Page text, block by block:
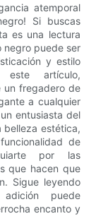
atemporal
Si buscas
es una lectura
puede ser
y estilo
artículo,
un fregadero de
a cualquier
entusiasta del
belleza estética,
de
por las
que hacen que
Sigue leyendo
puede
encanto y